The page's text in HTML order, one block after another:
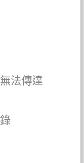
法傳達